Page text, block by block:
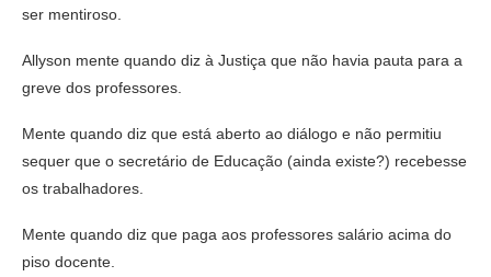
ser mentiroso.
Allyson mente quando diz à Justiça que não havia pauta para a
greve dos professores.
Mente quando diz que está aberto ao diálogo e não permitiu
sequer que o secretário de Educação (ainda existe?) recebesse
os trabalhadores.
Mente quando diz que paga aos professores salário acima do
piso docente.